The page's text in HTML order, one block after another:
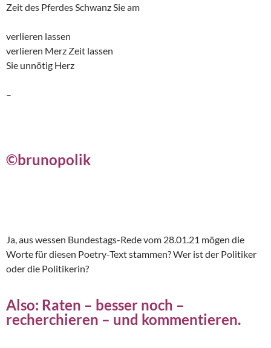
Zeit des Pferdes Schwanz Sie am
verlieren lassen
verlieren Merz Zeit lassen
Sie unnötig Herz
–
©brunopolik
Ja, aus wessen Bundestags-Rede vom 28.01.21 mögen die
Worte für diesen Poetry-Text stammen? Wer ist der Politiker
oder die Politikerin?
Also: Raten – besser noch –
recherchieren – und kommentieren.